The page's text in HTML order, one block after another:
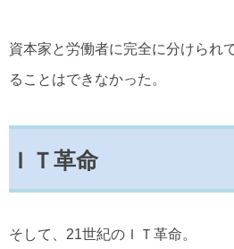
資本家と労働者に完全に分けられ
ることはできなかった。
ＩＴ革命
そして、21世紀のＩＴ革命。